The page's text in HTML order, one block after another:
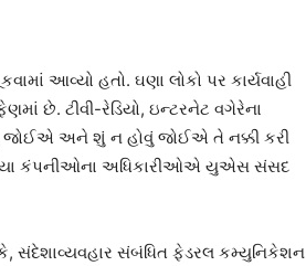
આવ્યો હતો. ઘણા લોકો પર કાર્યવાહી
છે. ટીવી-રેડિયો, ઇન્ટરનેટ વગેરેના
જોઈએ અને શું ન હોવું જોઈએ તે નક્કી કરી
કંપનીઓના અધિકારીઓએ યુએસ સંસદ
સંબંધિત ફેડરલ કમ્યુનિકેશન